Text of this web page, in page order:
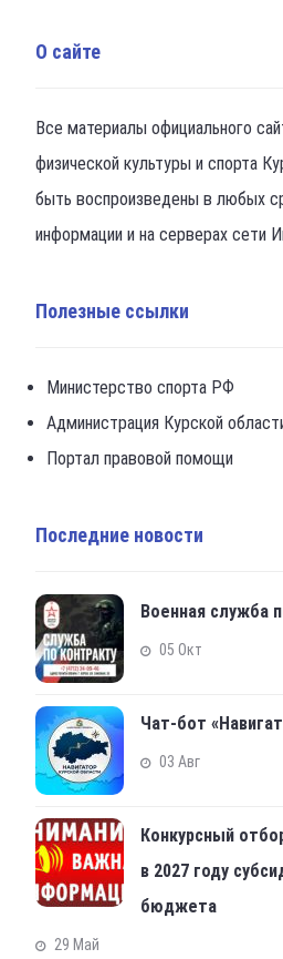
О сайте
Все материалы официального
физической культуры и спорта
быть воспроизведены в любых
информации и на серверах сети
Полезные ссылки
Министерство спорта РФ
Администрация Курской
Портал правовой помощи
Последние новости
Военная служба
05 Окт
Чат-бот
03 Авг
Конкурсный
в 2027 году
бюджета
29 Май